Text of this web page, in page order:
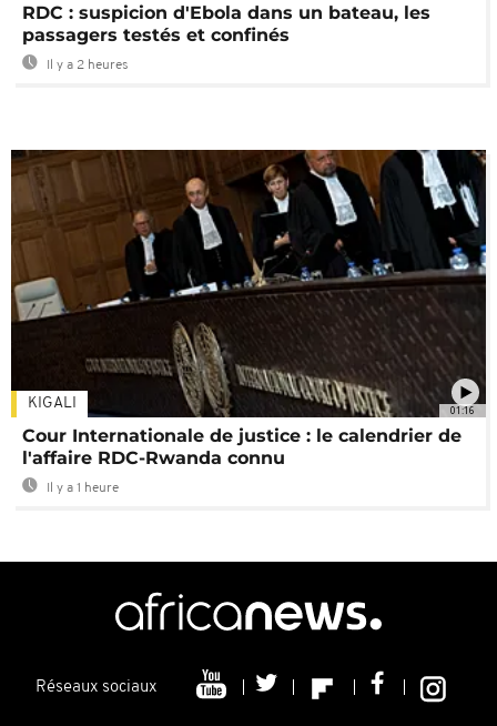
RDC : suspicion d'Ebola dans un bateau, les
passagers testés et confinés
Il y a 2 heures
01:16
KIGALI
Cour Internationale de justice : le calendrier de
l'affaire RDC-Rwanda connu
Il y a 1 heure
Réseaux sociaux